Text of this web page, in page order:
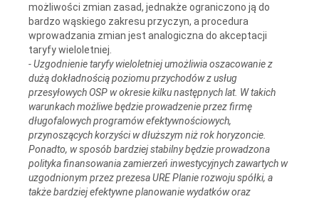
możliwości zmian zasad, jednakże ograniczono ją do
bardzo wąskiego zakresu przyczyn, a procedura
wprowadzania zmian jest analogiczna do akceptacji
taryfy wieloletniej.
- Uzgodnienie taryfy wieloletniej umożliwia oszacowanie z
dużą dokładnością poziomu przychodów z usług
przesyłowych OSP w okresie kilku następnych lat. W takich
warunkach możliwe będzie prowadzenie przez firmę
długofalowych programów efektywnościowych,
przynoszących korzyści w dłuższym niż rok horyzoncie.
Ponadto, w sposób bardziej stabilny będzie prowadzona
polityka finansowania zamierzeń inwestycyjnych zawartych w
uzgodnionym przez prezesa URE Planie rozwoju spółki, a
także bardziej efektywne planowanie wydatków oraz